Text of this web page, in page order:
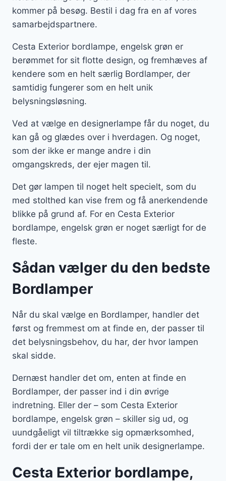
kommer på besøg. Bestil i dag fra en af vores
samarbejdspartnere.
Cesta Exterior bordlampe, engelsk grøn er
berømmet for sit flotte design, og fremhæves af
kendere som en helt særlig Bordlamper, der
samtidig fungerer som en helt unik
belysningsløsning.
Ved at vælge en designerlampe får du noget, du
kan gå og glædes over i hverdagen. Og noget,
som der ikke er mange andre i din
omgangskreds, der ejer magen til.
Det gør lampen til noget helt specielt, som du
med stolthed kan vise frem og få anerkendende
blikke på grund af. For en Cesta Exterior
bordlampe, engelsk grøn er noget særligt for de
fleste.
Sådan vælger du den bedste
Bordlamper
Når du skal vælge en Bordlamper, handler det
først og fremmest om at finde en, der passer til
det belysningsbehov, du har, der hvor lampen
skal sidde.
Dernæst handler det om, enten at finde en
Bordlamper, der passer ind i din øvrige
indretning. Eller der – som Cesta Exterior
bordlampe, engelsk grøn – skiller sig ud, og
uundgåeligt vil tiltrække sig opmærksomhed,
fordi der er tale om en helt unik designerlampe.
Cesta Exterior bordlampe,